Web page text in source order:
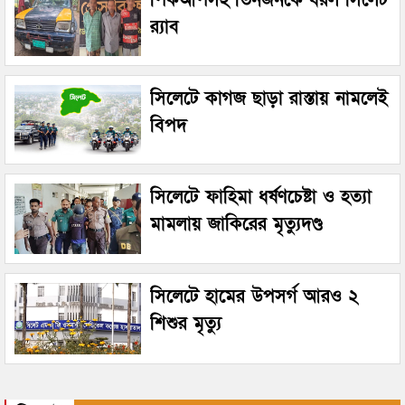
র‌্যাব
সিলেটে কাগজ ছাড়া রাস্তায় নামলেই
বিপদ
সিলেটে ফাহিমা ধর্ষণচেষ্টা ও হত্যা
মামলায় জাকিরের মৃত্যুদণ্ড
সিলেটে হামের উপসর্গ আরও ২
শিশুর মৃত্যু